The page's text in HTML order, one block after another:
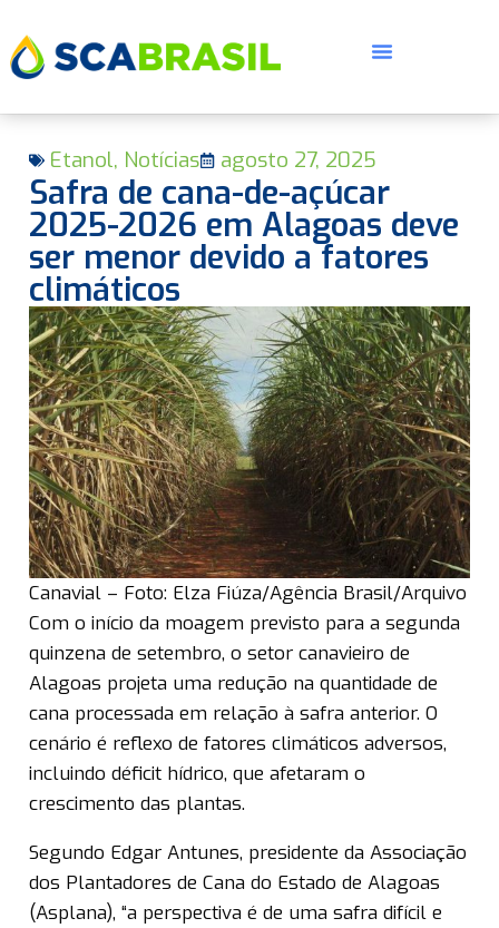
Etanol, Notícias agosto 27, 2025
Safra de cana-de-açúcar
2025-2026 em Alagoas deve
ser menor devido a fatores
climáticos
Canavial – Foto: Elza Fiúza/Agência Brasil/Arquivo
Com o início da moagem previsto para a segunda
quinzena de setembro, o setor canavieiro de
Alagoas projeta uma redução na quantidade de
cana processada em relação à safra anterior. O
cenário é reflexo de fatores climáticos adversos,
incluindo déficit hídrico, que afetaram o
crescimento das plantas.
Segundo Edgar Antunes, presidente da Associação
dos Plantadores de Cana do Estado de Alagoas
(Asplana), “a perspectiva é de uma safra difícil e